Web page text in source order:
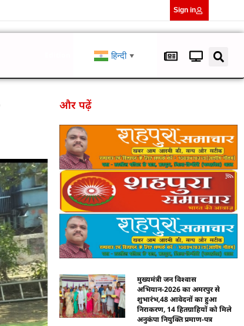
Sign in
हिन्दी ▼
और पढ़ें
मुख्यमंत्री जन विश्वास
अभियान-2026 का अमरपुर से
शुभारंभ,48 आवेदनों का हुआ
निराकरण, 14 हितग्राहियों को मिले
अनुकंपा नियुक्ति प्रमाण-पत्र